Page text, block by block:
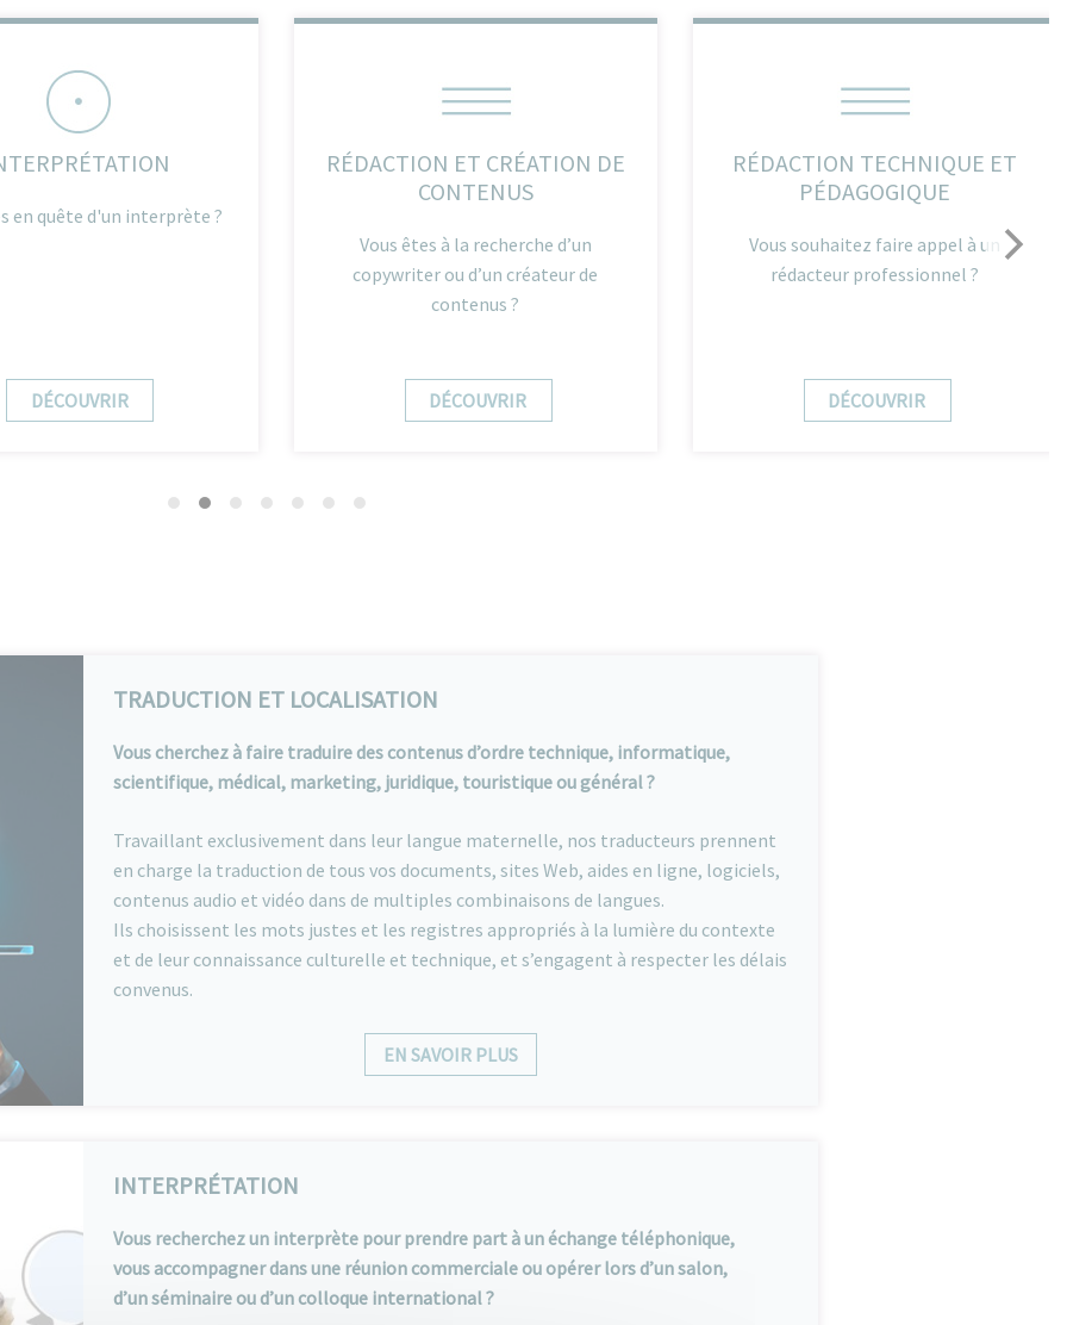
en quête d'un interprète ?
DÉCOUVRIR
RÉDACTION ET CRÉATION DE
CONTENUS
Vous êtes à la recherche d’un
copywriter ou d’un créateur de
contenus ?
DÉCOUVRIR
RÉDACTION TECHNIQUE ET
PÉDAGOGIQUE
Vous souhaitez faire appel à un
rédacteur professionnel ?
DÉCOUVRIR
TRADUCTION ET LOCALISATION
Vous cherchez à faire traduire des contenus d’ordre technique, informatique,
scientifique, médical, marketing, juridique, touristique ou général ?
Travaillant exclusivement dans leur langue maternelle, nos traducteurs prennent
en charge la traduction de tous vos documents, sites Web, aides en ligne, logiciels,
contenus audio et vidéo dans de multiples combinaisons de langues.
Ils choisissent les mots justes et les registres appropriés à la lumière du contexte
et de leur connaissance culturelle et technique, et s’engagent à respecter les délais
convenus.
EN SAVOIR PLUS
INTERPRÉTATION
Vous recherchez un interprète pour prendre part à un échange téléphonique,
vous accompagner dans une réunion commerciale ou opérer lors d’un salon,
d’un séminaire ou d’un colloque international ?